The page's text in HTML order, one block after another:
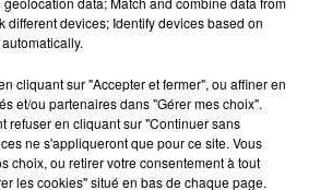
séjour en famille au cœur
la...
different devices; Identify devices based on
cliquant sur "Accepter et fermer", ou affiner en
et/ou partenaires dans "Gérer mes choix".
refuser en cliquant sur "Continuer sans
ne s'appliqueront que pour ce site. Vous
choix, ou retirer votre consentement à tout
les cookies" situé en bas de chaque page.